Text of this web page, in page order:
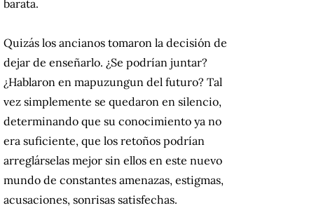
barata.
Quizás los ancianos tomaron la decisión de
dejar de enseñarlo. ¿Se podrían juntar?
¿Hablaron en mapuzungun del futuro? Tal
vez simplemente se quedaron en silencio,
determinando que su conocimiento ya no
era suficiente, que los retoños podrían
arreglárselas mejor sin ellos en este nuevo
mundo de constantes amenazas, estigmas,
acusaciones, sonrisas satisfechas.